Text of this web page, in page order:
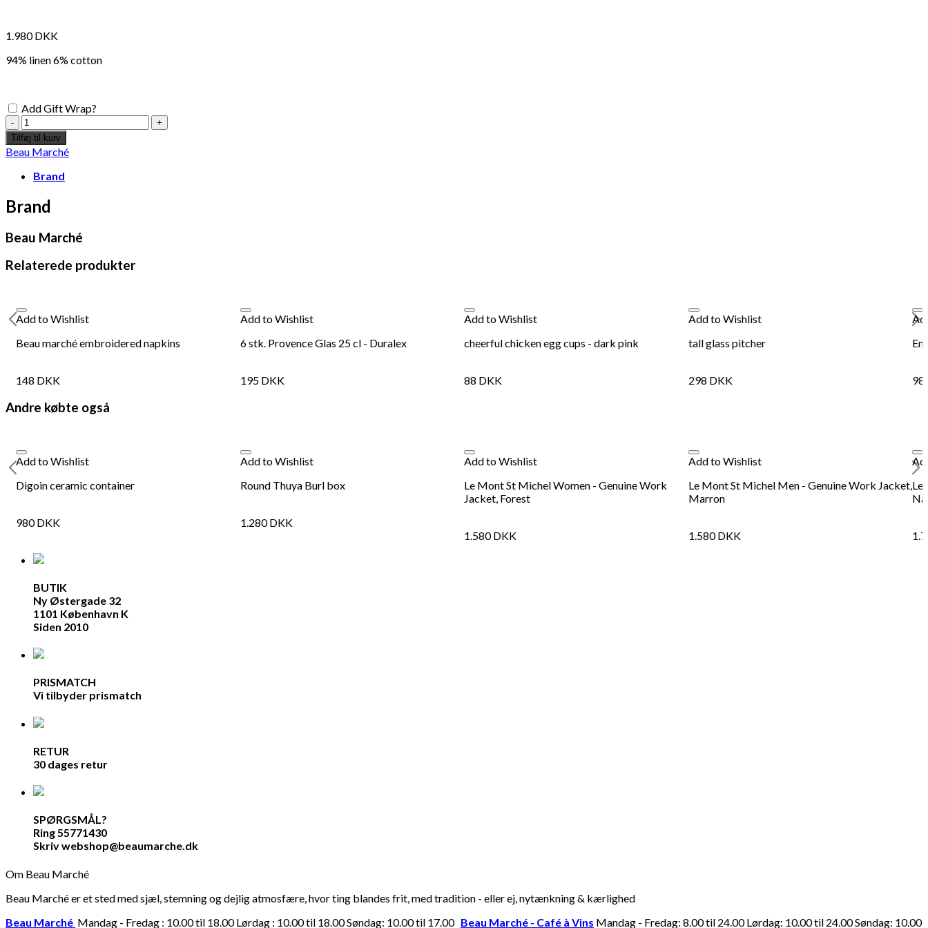
Add to Wishlist
Portuguese ceramic butter dish
348 38
Se kurvKasse
1.980DKK
94% linen 6% cotton
Add Gift Wrap?
Beau
marché
embroidered
table
linen
180x230
Tilføj til kurv
Beau Marché
Brand
Brand
Beau Marché
Relaterede produkter
Add to Wishlist
Beau marché embroidered napkins
148 DKK
Add to Wishlist
6 stk. Provence Glas 25 cl - Duralex
195 DKK
Add to Wishlist
cheerful chicken egg cups - dark pink
88 DKK
Add to Wishlist
tall glass pitcher
298 DKK 98
Andre købte også
Add to Wishlist
Digoin ceramic container
980DKK
Add to Wishlist
Round Thuya Burl box
1.280DKK
Add to Wishlist
Le Mont St Michel Women - Genuine Work
Jacket, Forest
1.580DKK
Add to Wishlist
Le Mont St Michel Men - Genuine Work Jacket,
Marron
1.580DKK
Le
BUTIK
Ny Østergade 32
1101 København K
Siden 2010
PRISMATCH
Vi tilbyder prismatch
RETUR
30 dages retur
SPØRGSMÅL?
Ring 55771430
Skriv webshop@beaumarche.dk
Om Beau Marché
Beau Marché er et sted med sjæl, stemning og dejlig atmosfære, hvor ting blandes frit, med tradition - eller ej, nytænkning & kærlighed
Beau Marché Mandag - Fredag : 10.00 til 18.00 Lørdag : 10.00 til 18.00 Søndag: 10.00 til 17.00 Beau Marché - Café à Vins Mandag - Fredag: 8.00 til 24.00 Lørdag: 10.00 til 24.00 Søndag: 10.00